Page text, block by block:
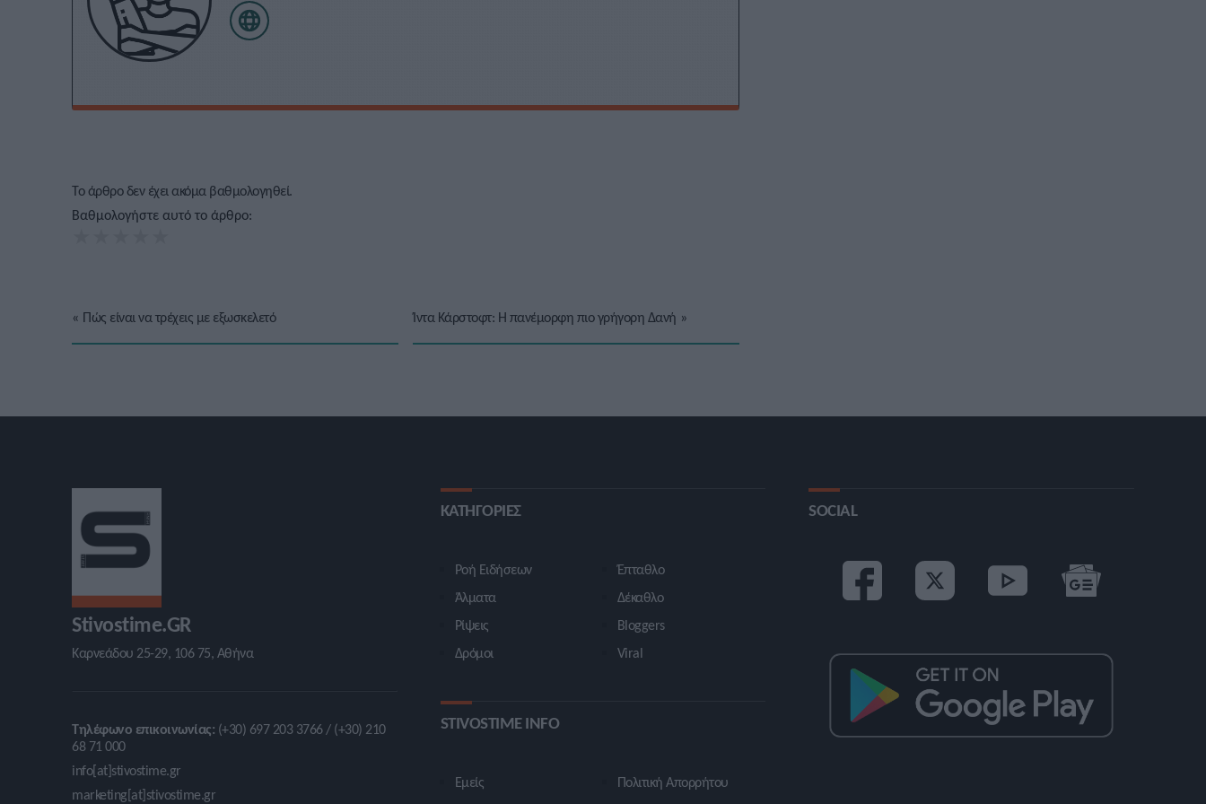
Το άρθρο δεν έχει ακόμα βαθμολογηθεί.
Βαθμολογήστε αυτό το άρθρο:
« Πώς είναι να τρέχεις με εξωσκελετό Ίντα Κάρστοφτ: Η πανέμορφη πιο γρήγορη Δανή »
Stivostime.GR
Καρνεάδου 25-29, 106 75, Αθήνα
Τηλέφωνο επικοινωνίας: (+30) 697 203 3766 / (+30) 210
68 71 000
info[at]stivostime.gr
marketing[at]stivostime.gr
ΚΑΤΗΓΟΡΙΕΣ
Ροή Ειδήσεων
Άλματα
Ρίψεις
Δρόμοι
Έπταθλο
Δέκαθλο
Bloggers
Viral
STIVOSTIME INFO
Εμείς
Πολιτική Απορρήτου
SOCIAL